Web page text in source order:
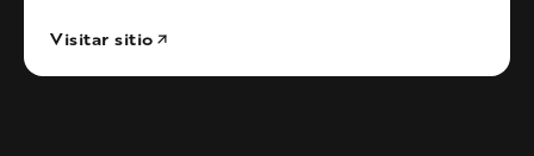
Visitar sitio